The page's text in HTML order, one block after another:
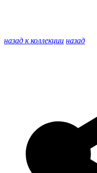
назад к коллекции назад